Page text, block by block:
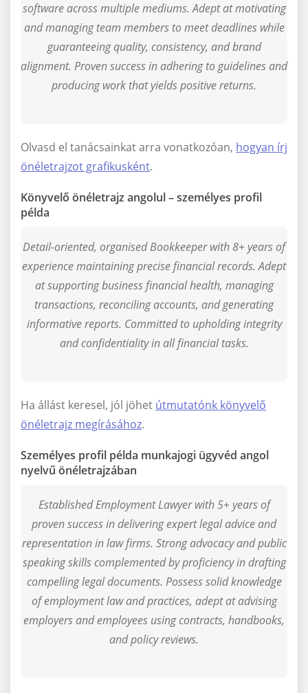
software across multiple mediums. Adept at motivating
and managing team members to meet deadlines while
guaranteeing quality, consistency, and brand
alignment. Proven success in adhering to guidelines and
producing work that yields positive returns.
Olvasd el tanácsainkat arra vonatkozóan, hogyan írj
önéletrajzot grafikusként.
Könyvelő önéletrajz angolul – személyes profil
példa
Detail-oriented, organised Bookkeeper with 8+ years of
experience maintaining precise financial records. Adept
at supporting business financial health, managing
transactions, reconciling accounts, and generating
informative reports. Committed to upholding integrity
and confidentiality in all financial tasks.
Ha állást keresel, jól jöhet útmutatónk könyvelő
önéletrajz megírásához.
Személyes profil példa munkajogi ügyvéd angol
nyelvű önéletrajzában
Established Employment Lawyer with 5+ years of
proven success in delivering expert legal advice and
representation in law firms. Strong advocacy and public
speaking skills complemented by proficiency in drafting
compelling legal documents. Possess solid knowledge
of employment law and practices, adept at advising
employers and employees using contracts, handbooks,
and policy reviews.